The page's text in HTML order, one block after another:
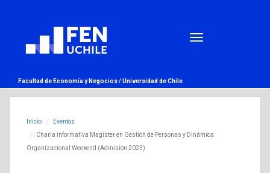
Facultad de Economía y Negocios /Universidad de Chile
Inicio
Eventos
Charla informativa Magíster en Gestión de Personas y Dinámica
Organizacional Weekend (Admisión 2023)